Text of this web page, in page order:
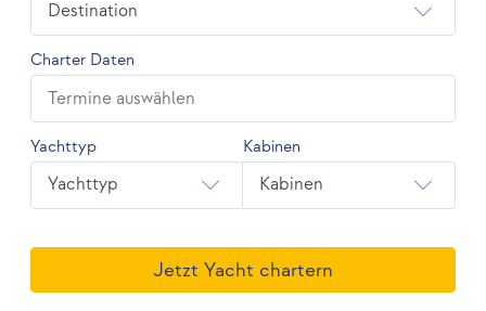
Destination
Charter Daten
Yachttyp
Yachttyp
Kabinen
Kabinen
Jetzt Yacht chartern